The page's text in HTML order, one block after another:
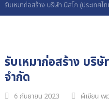
รับเหมาก่อสร้าง บริษัท นิสโก (ประเทศไ
รับเหมาก่อสร้าง บริ
จำกัด
6 กันยายน 2023 ผู้เขียน